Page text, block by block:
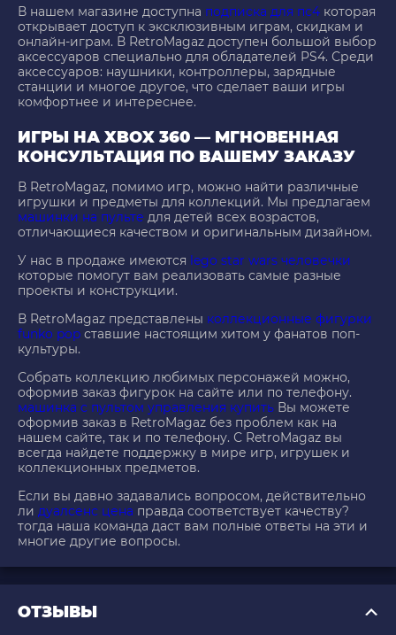
В нашем магазине доступна подписка для пс4 которая
открывает доступ к эксклюзивным играм, скидкам и
онлайн-играм. В RetroMagaz доступен большой выбор
аксессуаров специально для обладателей PS4. Среди
аксессуаров: наушники, контроллеры, зарядные
станции и многое другое, что сделает ваши игры
комфортнее и интереснее.
ИГРЫ НА XBOX 360 — МГНОВЕННАЯ
КОНСУЛЬТАЦИЯ ПО ВАШЕМУ ЗАКАЗУ
В RetroMagaz, помимо игр, можно найти различные
игрушки и предметы для коллекций. Мы предлагаем
машинки на пульте для детей всех возрастов,
отличающиеся качеством и оригинальным дизайном.
У нас в продаже имеются lego star wars человечки
которые помогут вам реализовать самые разные
проекты и конструкции.
В RetroMagaz представлены коллекционные фигурки
funko pop ставшие настоящим хитом у фанатов поп-
культуры.
Собрать коллекцию любимых персонажей можно,
оформив заказ фигурок на сайте или по телефону.
машинка с пультом управления купить Вы можете
оформив заказ в RetroMagaz без проблем как на
нашем сайте, так и по телефону. С RetroMagaz вы
всегда найдете поддержку в мире игр, игрушек и
коллекционных предметов.
Если вы давно задавались вопросом, действительно
ли дуалсенс цена правда соответствует качеству?
тогда наша команда даст вам полные ответы на эти и
многие другие вопросы.
ОТЗЫВЫ